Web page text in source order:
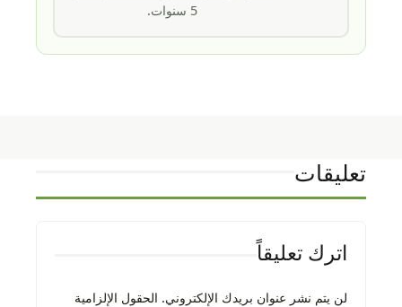
5 سنوات.
تعليقات
اترك تعليقاً
لن يتم نشر عنوان بريدك الإلكتروني. الحقول الإلزامية